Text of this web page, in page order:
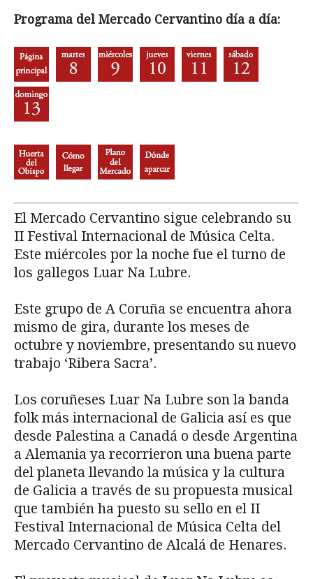
Programa del Mercado Cervantino día a día:
El Mercado Cervantino sigue celebrando su
II Festival Internacional de Música Celta.
Este miércoles por la noche fue el turno de
los gallegos Luar Na Lubre.
Este grupo de A Coruña se encuentra ahora
mismo de gira, durante los meses de
octubre y noviembre, presentando su nuevo
trabajo ‘Ribera Sacra’.
Los coruñeses Luar Na Lubre son la banda
folk más internacional de Galicia así es que
desde Palestina a Canadá o desde Argentina
a Alemania ya recorrieron una buena parte
del planeta llevando la música y la cultura
de Galicia a través de su propuesta musical
que también ha puesto su sello en el II
Festival Internacional de Música Celta del
Mercado Cervantino de Alcalá de Henares.